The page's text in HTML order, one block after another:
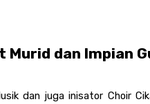
Murid dan Impian
dan juga inisator Choir